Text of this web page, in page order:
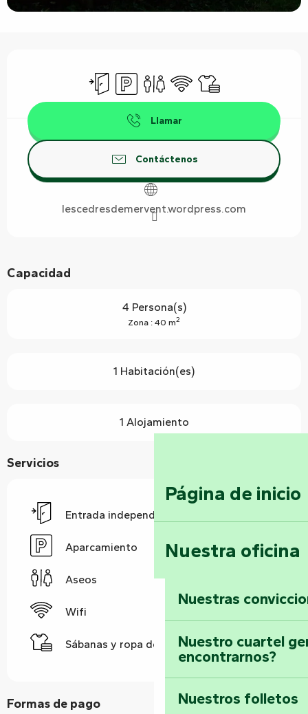
Página de inicio
Nuestra oficina
Nuestras
Nuestro cuartel
encontrarnos?
Nuestros folletos
Entrada independiente
Aparcamiento
AseosWifi Sábanas y ropa de
Llamar
Contáctenos
lescedresdemervent.wordpress.com
Capacidad
4 Persona(s)
Zona : 40 m2
1 Habitación(es)
1 Alojamiento
Servicios
Entrada independiente
Aparcamiento
Aseos
Wifi
Sábanas y ropa de cama
Formas de pago